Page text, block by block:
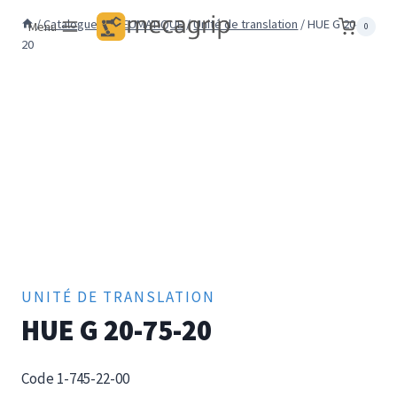
Menu 0
/Catalogue /PNEUMATIQUE/Unité de translation /HUE G 20-75-
20
UNITÉ DE TRANSLATION
HUE G 20-75-20
Code 1-745-22-00